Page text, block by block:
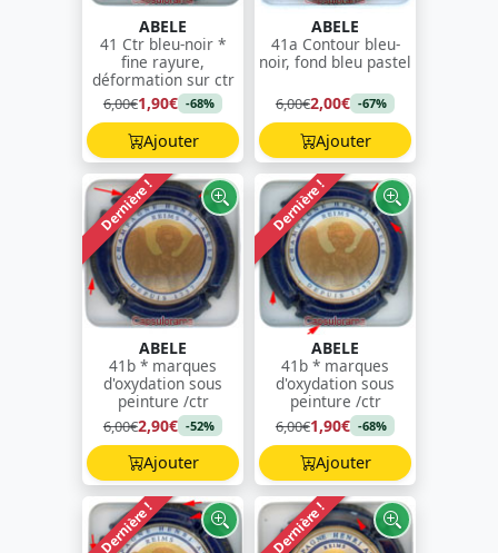
ABELE
41 Ctr bleu-noir *
fine rayure,
déformation sur ctr
6,00€1,90€ -68%
Ajouter
ABELE
41a Contour bleu-
noir, fond bleu pastel
6,00€2,00€ -67%
Ajouter
Dernière !
ABELE
41b * marques
d'oxydation sous
peinture /ctr
6,00€2,90€ -52%
Ajouter
Dernière !
ABELE
41b * marques
d'oxydation sous
peinture /ctr
6,00€1,90€ -68%
Ajouter
Dernière ! Dernière !